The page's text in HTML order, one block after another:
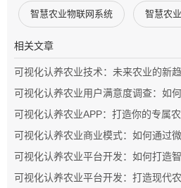
智慧农业物联网系统 智慧农业
相关文章
可视化认养农业技术：未来农业的新
可视化认养农业用户满意度调查：如
可视化认养农业APP：打造你的专属
可视化认养农业商业模式：如何通过
验
可视化认养农业平台开发：如何打造
可视化认养农业平台开发：打造现代